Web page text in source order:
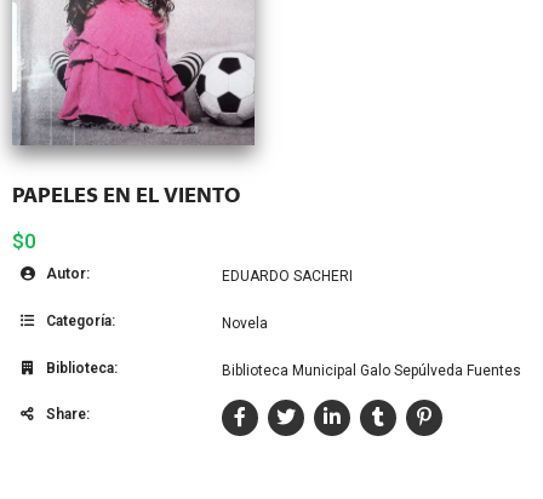
PAPELES EN EL VIENTO
$0
Autor: EDUARDO SACHERI
Categoría: Novela
Biblioteca: Biblioteca Municipal Galo Sepúlveda Fuentes
Share: